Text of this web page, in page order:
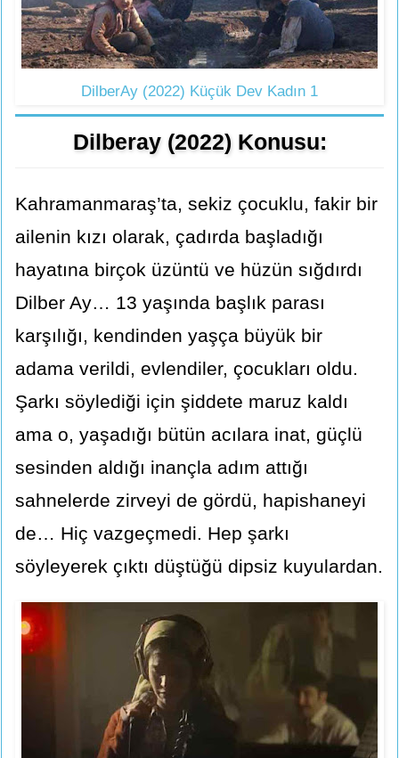
DilberAy (2022) Küçük Dev Kadın 1
Dilberay (2022) Konusu:
Kahramanmaraş’ta, sekiz çocuklu, fakir bir
ailenin kızı olarak, çadırda başladığı
hayatına birçok üzüntü ve hüzün sığdırdı
Dilber Ay… 13 yaşında başlık parası
karşılığı, kendinden yaşça büyük bir
adama verildi, evlendiler, çocukları oldu.
Şarkı söylediği için şiddete maruz kaldı
ama o, yaşadığı bütün acılara inat, güçlü
sesinden aldığı inançla adım attığı
sahnelerde zirveyi de gördü, hapishaneyi
de… Hiç vazgeçmedi. Hep şarkı
söyleyerek çıktı düştüğü dipsiz kuyulardan.